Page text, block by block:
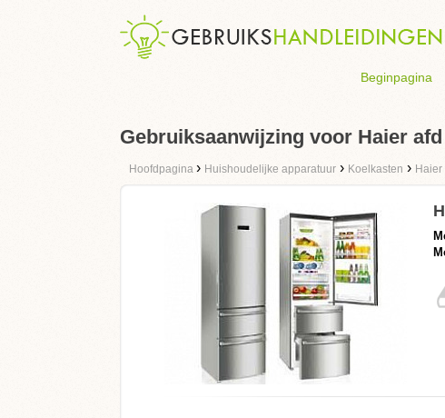
Beginpagina
Gebruiksaanwijzing voor Haier
Hoofdpagina › Huishoudelijke apparatuur › Koelkasten › Haier